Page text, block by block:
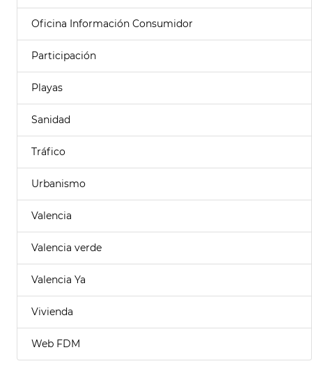
Oficina Información Consumidor
Participación
Playas
Sanidad
Tráfico
Urbanismo
Valencia
Valencia verde
Valencia Ya
Vivienda
Web FDM